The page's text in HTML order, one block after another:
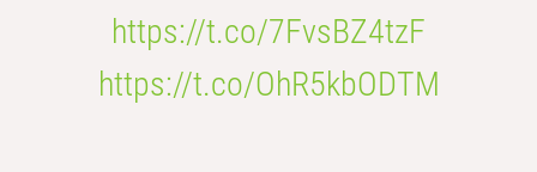
https://t.co/7FvsBZ4tzF
https://t.co/OhR5kbODTM